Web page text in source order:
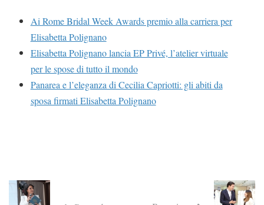
Ai Rome Bridal Week Awards premio alla carriera per
Elisabetta Polignano
Elisabetta Polignano lancia EP Privé, l’atelier virtuale
per le spose di tutto il mondo
Panarea e l’eleganza di Cecilia Capriotti: gli abiti da
sposa firmati Elisabetta Polignano